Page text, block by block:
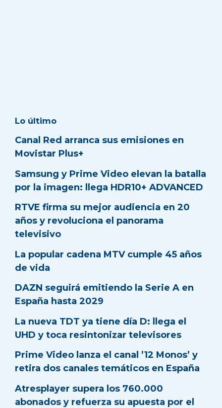
Lo último
Canal Red arranca sus emisiones en
Movistar Plus+
Samsung y Prime Video elevan la batalla
por la imagen: llega HDR10+ ADVANCED
RTVE firma su mejor audiencia en 20
años y revoluciona el panorama
televisivo
La popular cadena MTV cumple 45 años
de vida
DAZN seguirá emitiendo la Serie A en
España hasta 2029
La nueva TDT ya tiene día D: llega el
UHD y toca resintonizar televisores
Prime Video lanza el canal ’12 Monos’ y
retira dos canales temáticos en España
Atresplayer supera los 760.000
abonados y refuerza su apuesta por el